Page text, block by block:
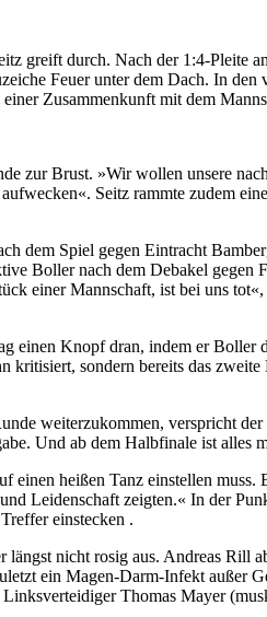
greift durch. Nach der 1:4-Pleite
Feuer unter dem Dach. In
Zusammenkunft mit dem
zur Brust. »Wir wollen unsere
Seitz rammte zudem
dem Spiel gegen Eintracht
Boller nach dem Debakel
einer Mannschaft, ist bei uns
einen Knopf dran, indem er
sondern bereits das
weiterzukommen, verspricht
Und ab dem Halbfinale ist alles
einen heißen Tanz einstellen
Leidenschaft zeigten.« In der
einstecken .
längst nicht rosig aus. Andreas
ein Magen-Darm-Infekt außer
Thomas Mayer